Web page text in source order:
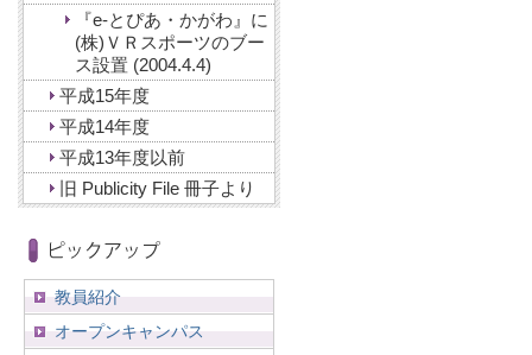
『e-とぴあ・かがわ』に
(株)ＶＲスポーツのブー
ス設置 (2004.4.4)
平成15年度
平成14年度
平成13年度以前
旧 Publicity File 冊子より
教員紹介
オープンキャンパス